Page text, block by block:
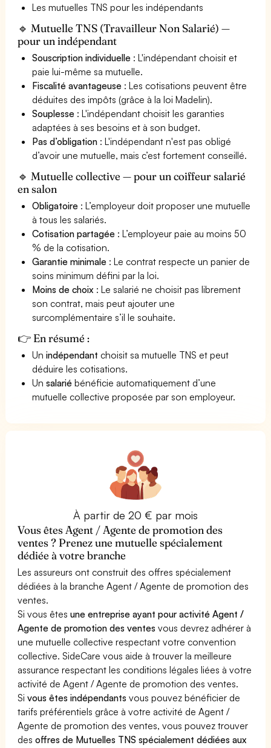
Les mutuelles TNS pour les indépendants
🔹 Mutuelle TNS (Travailleur Non Salarié) —
pour un indépendant
Souscription individuelle : L'indépendant choisit et
paie lui-même sa mutuelle.
Fiscalité avantageuse : Les cotisations peuvent être
déduites des impôts (grâce à la loi Madelin).
Souplesse : L'indépendant choisit les garanties
adaptées à ses besoins et à son budget.
Pas d’obligation : L'indépendant n'est pas obligé
d’avoir une mutuelle, mais c’est fortement conseillé.
🔹 Mutuelle collective — pour un coiffeur salarié
en salon
Obligatoire : L’employeur doit proposer une mutuelle
à tous les salariés.
Cotisation partagée : L’employeur paie au moins 50
% de la cotisation.
Garantie minimale : Le contrat respecte un panier de
soins minimum défini par la loi.
Moins de choix : Le salarié ne choisit pas librement
son contrat, mais peut ajouter une
surcomplémentaire s’il le souhaite.
👉 En résumé :
Unindépendant choisit sa mutuelle TNS et peut
déduire les cotisations.
Unsalarié bénéficie automatiquement d’une
mutuelle collective proposée par son employeur.
À partir de 20 € par mois
Vous êtes Agent / Agente de promotion des
ventes ? Prenez une mutuelle spécialement
dédiée à votre branche
Les assureurs ont construit des offres spécialement
dédiées à la branche Agent / Agente de promotion des
ventes.
Si vous êtesune entreprise ayant pour activité Agent /
Agente de promotion des ventes vous devrez adhérer à
une mutuelle collective respectant votre convention
collective. SideCare vous aide à trouver la meilleure
assurance respectant les conditions légales liées à votre
activité de Agent / Agente de promotion des ventes.
Sivous êtes indépendants vous pouvez bénéficier de
tarifs préférentiels grâce à votre activité de Agent /
Agente de promotion des ventes, vous pouvez trouver
desoffres de Mutuelles TNS spécialement dédiées aux